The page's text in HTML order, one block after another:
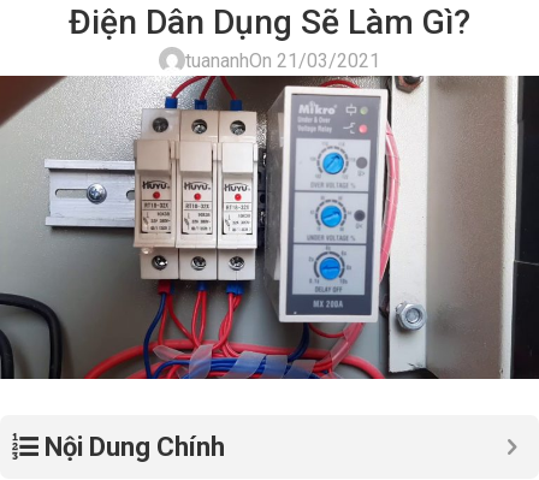
Điện Dân Dụng Sẽ Làm Gì?
tuananhOn 21/03/2021
Nội Dung Chính